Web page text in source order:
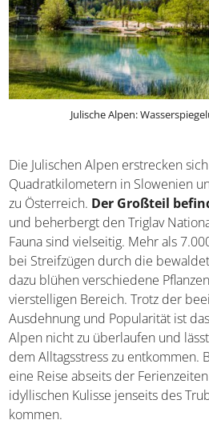
Julische Alpen:
Die Julischen Alpen erstrecken
Quadratkilometern in Slowenien
zu Österreich. Der Großteil
und beherbergt den Triglav
Fauna sind vielseitig. Mehr als
bei Streifzügen durch die
dazu blühen verschiedene
vierstelligen Bereich. Trotz der
Ausdehnung und Popularität ist
Alpen nicht zu überlaufen und
dem Alltagsstress zu entkommen.
eine Reise abseits der
idyllischen Kulisse jenseits des
kommen.